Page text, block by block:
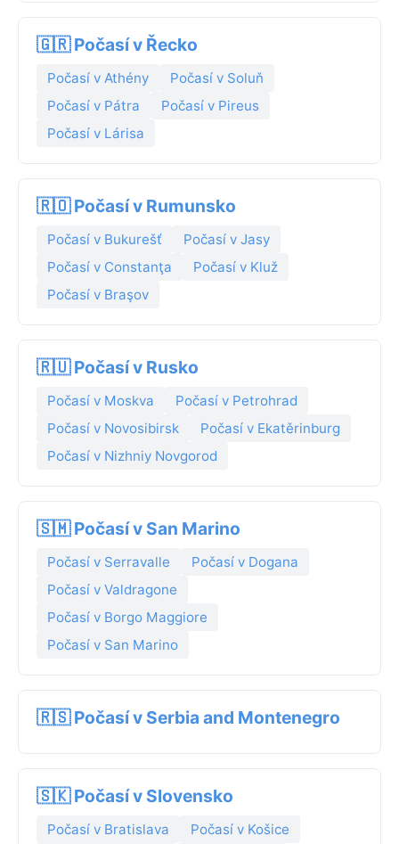
🇬🇷 Počasí v Řecko
Počasí v Athény
Počasí v Soluň
Počasí v Pátra
Počasí v Pireus
Počasí v Lárisa
🇷🇴 Počasí v Rumunsko
Počasí v Bukurešť
Počasí v Jasy
Počasí v Constanţa
Počasí v Kluž
Počasí v Braşov
🇷🇺 Počasí v Rusko
Počasí v Moskva
Počasí v Petrohrad
Počasí v Novosibirsk
Počasí v Ekatěrinburg
Počasí v Nizhniy Novgorod
🇸🇲 Počasí v San Marino
Počasí v Serravalle
Počasí v Dogana
Počasí v Valdragone
Počasí v Borgo Maggiore
Počasí v San Marino
🇷🇸 Počasí v Serbia and Montenegro
🇸🇰 Počasí v Slovensko
Počasí v Bratislava Počasí v Košice